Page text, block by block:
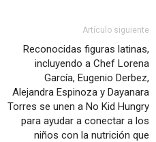
Artículo siguiente
Reconocidas figuras latinas,
incluyendo a Chef Lorena
García, Eugenio Derbez,
Alejandra Espinoza y Dayanara
Torres se unen a No Kid Hungry
para ayudar a conectar a los
niños con la nutrición que